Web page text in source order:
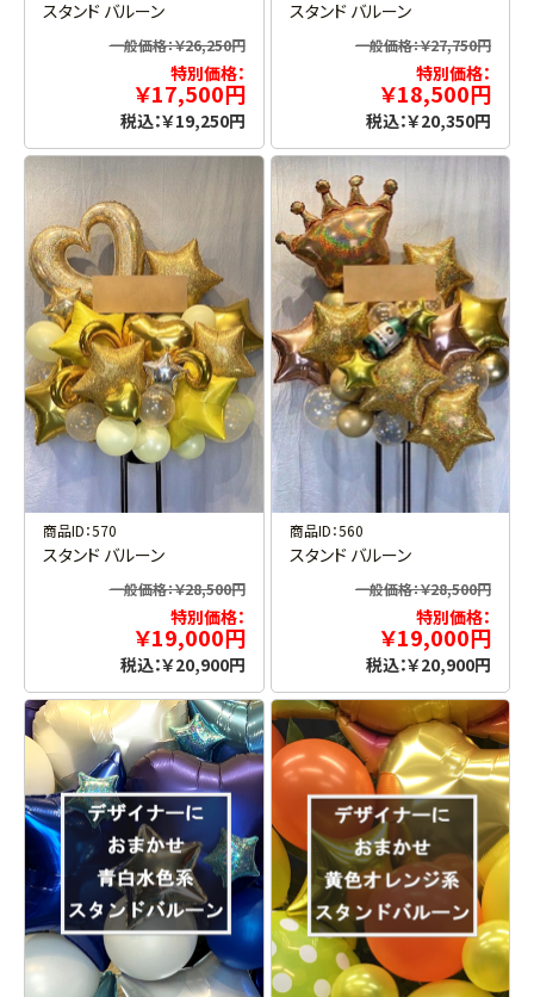
スタンド バルーン
一般価格：￥26,250円
特別価格：
￥17,500円
税込：￥19,250円
スタンド バルーン
一般価格：￥27,750円
特別価格：
￥18,500円
税込：￥20,350円
商品ID：570
スタンド バルーン
一般価格：￥28,500円
特別価格：
￥19,000円
税込：￥20,900円
商品ID：560
スタンド バルーン
一般価格：￥28,500円
特別価格：
￥19,000円
税込：￥20,900円